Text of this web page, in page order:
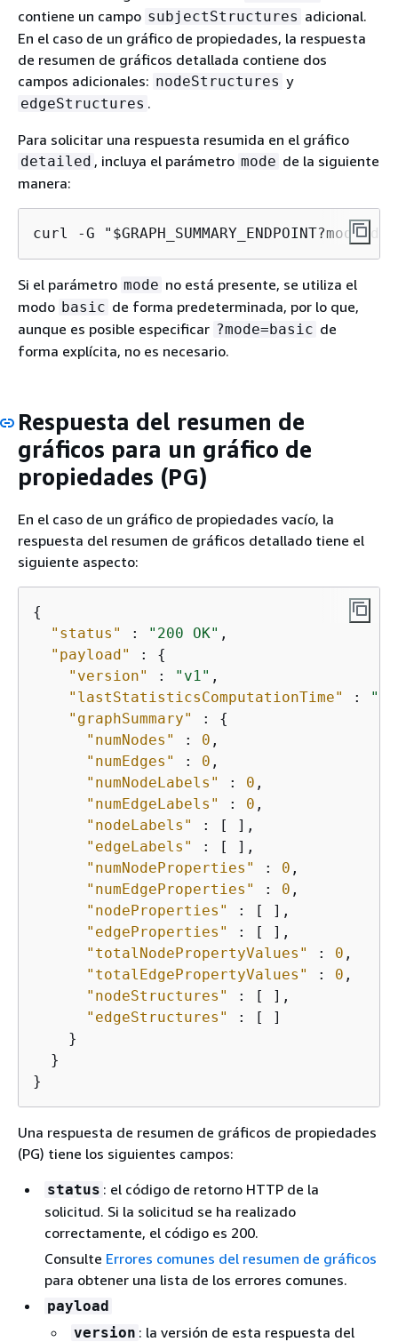
contiene un campo subjectStructures adicional.
En el caso de un gráfico de propiedades, la respuesta
de resumen de gráficos detallada contiene dos
campos adicionales: nodeStructures y
edgeStructures .
Para solicitar una respuesta resumida en el gráfico
detailed , incluya el parámetro mode de la siguiente
manera:
curl -G
Si el parámetro mode no está presente, se utiliza el
modo basic de forma predeterminada, por lo que,
aunque es posible especificar ?mode=basic de
forma explícita, no es necesario.
Respuesta del resumen de
gráficos para un gráfico de
propiedades (PG)
En el caso de un gráfico de propiedades vacío, la
respuesta del resumen de gráficos detallado tiene el
siguiente aspecto:
{
"status"
: "200 OK" ,
"payload"
: {
"version"
: "v1" ,
"lastStatisticsComputationTime"
:
"graphSummary"
: {
"numNodes"
: 0 ,
"numEdges"
: 0 ,
"numNodeLabels"
: 0 ,
"numEdgeLabels"
: 0 ,
"nodeLabels"
: [ ],
"edgeLabels"
: [ ],
"numNodeProperties"
: 0 ,
"numEdgeProperties"
: 0 ,
"nodeProperties"
: [ ],
"edgeProperties"
: [ ],
"totalNodePropertyValues"
: 0 ,
"totalEdgePropertyValues"
: 0 ,
"nodeStructures"
: [ ],
"edgeStructures"
: [ ]
    }
  }
}
Una respuesta de resumen de gráficos de propiedades
(PG) tiene los siguientes campos:
status : el código de retorno HTTP de la
solicitud. Si la solicitud se ha realizado
correctamente, el código es 200.
Consulte Errores comunes del resumen de gráficos
para obtener una lista de los errores comunes.
payload
version : la versión de esta respuesta del